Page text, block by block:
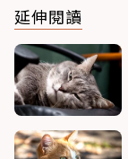
延伸閱讀